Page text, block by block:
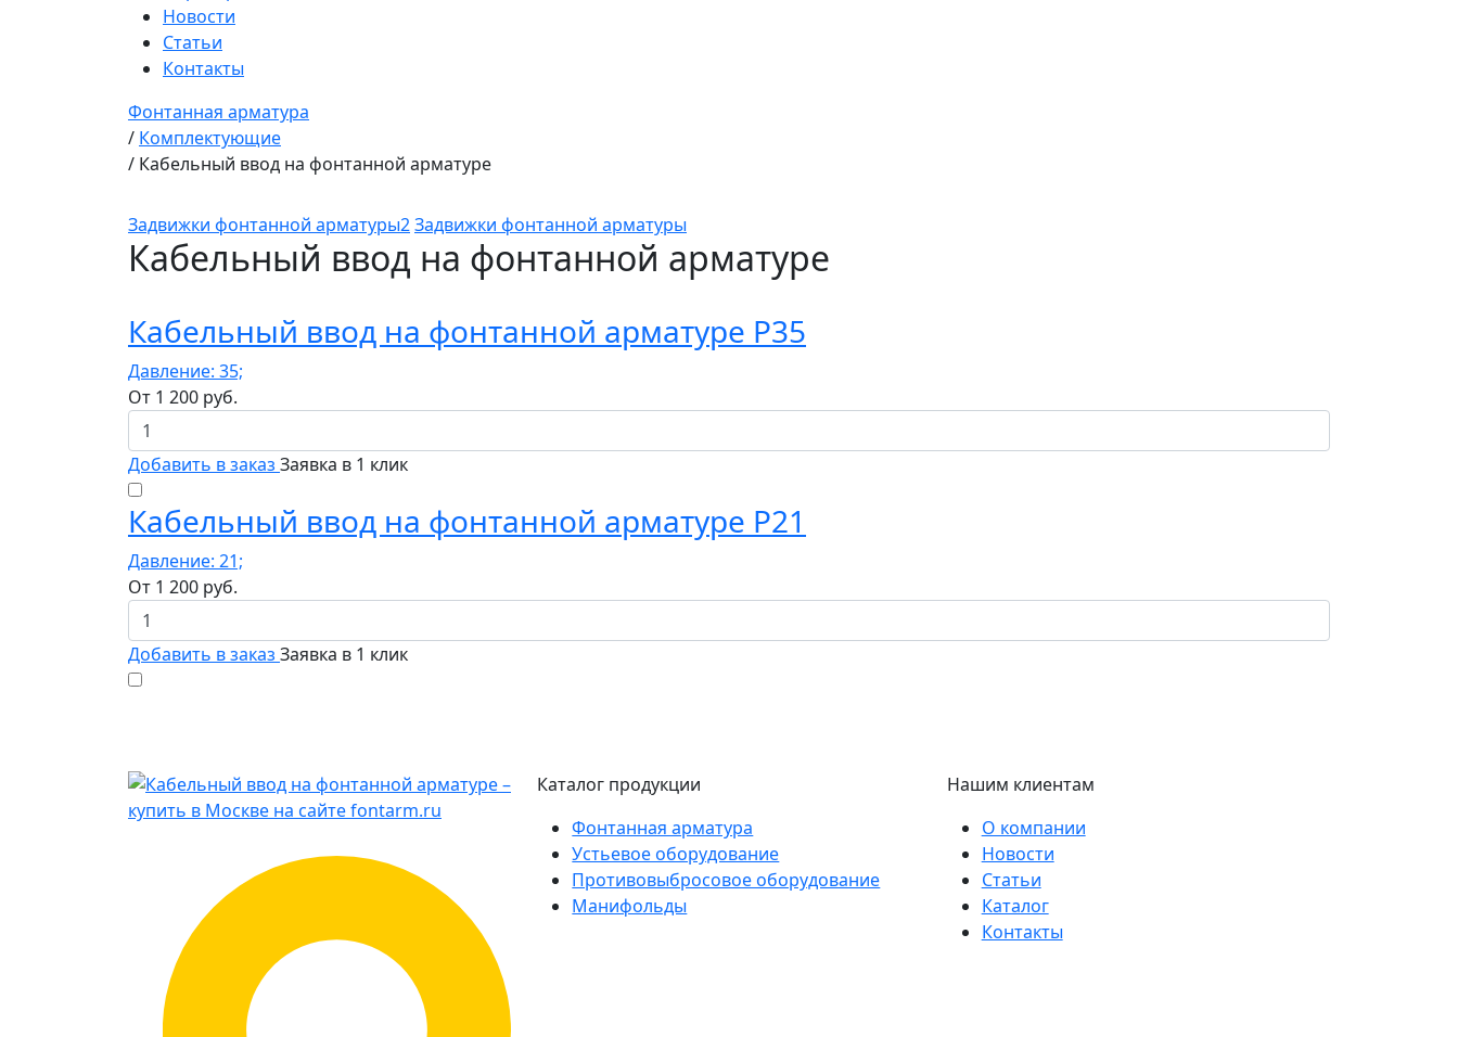
Новости
Статьи
Контакты
Фонтанная арматура
/ Комплектующие
/ Кабельный ввод на фонтанной арматуре
Задвижки фонтанной арматуры2Задвижки фонтанной арматуры
Кабельный ввод на фонтанной арматуре
Кабельный ввод на фонтанной арматуре P35
Давление: 35;
От 1 200 руб.
Добавить в заказ Заявка в 1 клик
Кабельный ввод на фонтанной арматуре P21
Давление: 21;
От 1 200 руб.
Добавить в заказ Заявка в 1 клик
Каталог продукции
Фонтанная арматура
Устьевое оборудование
Противовыбросовое оборудование
Манифольды
Нашим клиентам
О компании
Новости
Статьи
Каталог
Контакты